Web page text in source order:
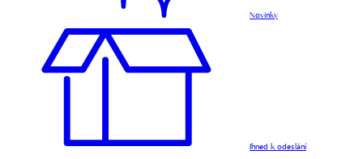
Novinky
Ihned k odeslání